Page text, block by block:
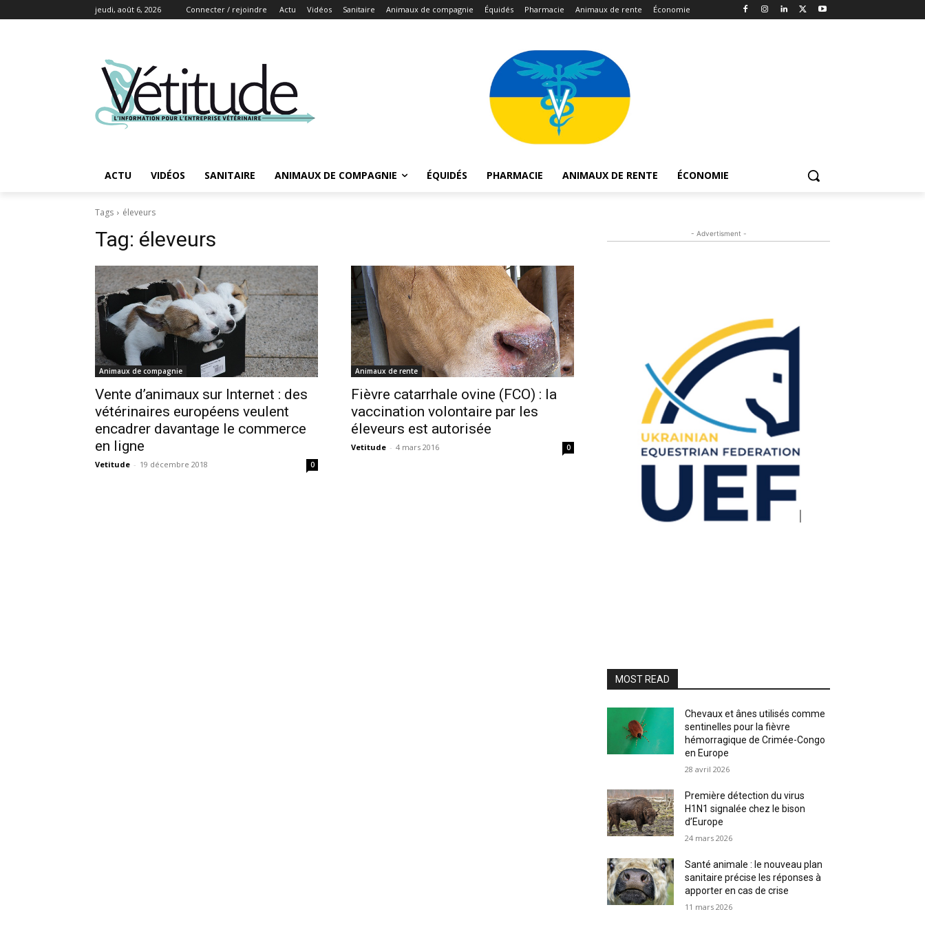
jeudi, août 6, 2026 Connecter / rejoindre Actu Vidéos Sanitaire Animaux de compagnie Équidés Pharmacie Animaux de rente Économie
ACTU VIDÉOS SANITAIRE ANIMAUX DE COMPAGNIE ÉQUIDÉS PHARMACIE ANIMAUX DE RENTE ÉCONOMIE
Tags éleveurs
Tag: éleveurs
Animaux de compagnie
Vente d’animaux sur Internet : des
vétérinaires européens veulent
encadrer davantage le commerce
en ligne
Vetitude - 19 décembre 2018 0
Animaux de rente
Fièvre catarrhale ovine (FCO) : la
vaccination volontaire par les
éleveurs est autorisée
Vetitude - 4 mars 2016 0
- Advertisment -
MOST READ
Chevaux et ânes utilisés comme
sentinelles pour la fièvre
hémorragique de Crimée-Congo
en Europe
28 avril 2026
Première détection du virus
H1N1 signalée chez le bison
d’Europe
24 mars 2026
Santé animale : le nouveau plan
sanitaire précise les réponses à
apporter en cas de crise
11 mars 2026